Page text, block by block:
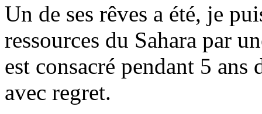
Un de ses rêves a été, je
ressources du Sahara par
est consacré pendant 5
avec regret.